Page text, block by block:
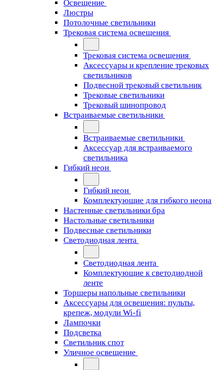
Освещение
Люстры
Потолочные светильники
Трековая система освещения
Трековая система освещения
Аксессуары и крепление трековых
светильников
Подвесной трековый светильник
Трековые светильники
Трековый шинопровод
Встраиваемые светильники
Встраиваемые светильники
Аксессуар для встраиваемого
светильника
Гибкий неон
Гибкий неон
Комплектующие для гибкого неона
Настенные светильники бра
Настольные светильники
Подвесные светильники
Светодиодная лента
Светодиодная лента
Комплектующие к светодиодной
ленте
Торшеры напольные светильники
Аксессуары для освещения: пульты,
крепеж, модули Wi-fi
Лампочки
Подсветка
Светильник спот
Уличное освещение